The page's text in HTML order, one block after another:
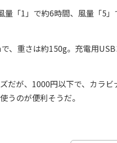
「1」で約6時間、風量「5
重さは約150g。充電用
だが、1000円以下で、カラ
うのが便利そうだ。